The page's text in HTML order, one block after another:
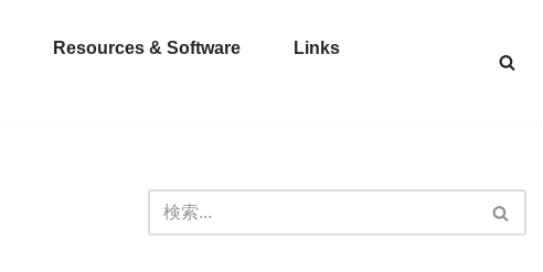
Resources & Software
Links